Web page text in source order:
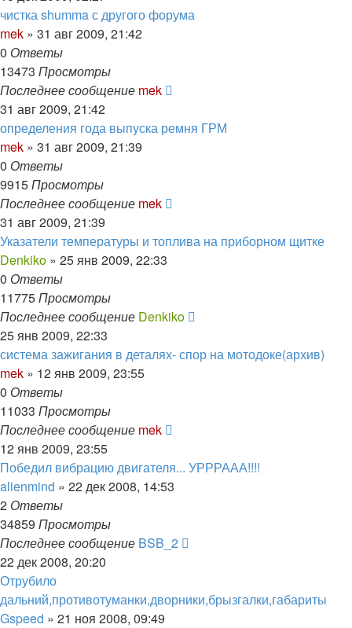
чистка shumma с другого форума
mek » 31 авг 2009, 21:42
0 Ответы
13473 Просмотры
Последнее сообщение mek
31 авг 2009, 21:42
определения года выпуска ремня ГРМ
mek » 31 авг 2009, 21:39
0 Ответы
9915Просмотры
Последнее сообщение mek
31 авг 2009, 21:39
Указатели температуры и топлива на приборном щитке
Denkiko » 25 янв 2009, 22:33
0 Ответы
11775Просмотры
Последнее сообщение Denkiko
25 янв 2009, 22:33
система зажигания в деталях- спор на мотодоке(архив)
mek » 12 янв 2009, 23:55
0 Ответы
11033 Просмотры
Последнее сообщение mek
12 янв 2009, 23:55
Победил вибрацию двигателя... УРРРААА!!!!
alienmind » 22 дек 2008, 14:53
2 Ответы
34859 Просмотры
Последнее сообщение BSB_2
22 дек 2008, 20:20
Отрубило
дальний,противотуманки,дворники,брызгалки,габариты
Gspeed » 21 ноя 2008, 09:49